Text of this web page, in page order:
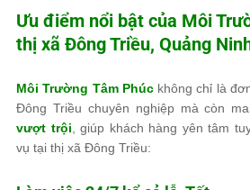
Ưu điểm nổi bật của Môi
thị xã Đông Triều, Quảng
Môi Trường Tâm Phúckhông chỉ là
Đông Triều chuyên nghiệp mà còn
vượt trội , giúp khách hàng yên tâm
vụ tại thị xã Đông Triều: